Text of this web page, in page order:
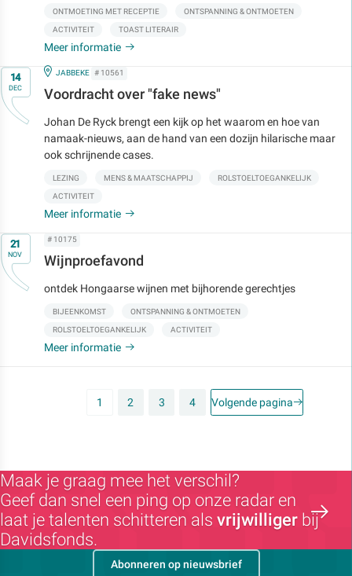
ONTMOETING MET RECEPTIE ONTSPANNING & ONTMOETEN
ACTIVITEIT TOAST LITERAIR
Meer informatie
Op14
DEC
IN
JABBEKE # 10561
Voordracht over "fake news"
Johan De Ryck brengt een kijk op het waarom en hoe van
namaak-nieuws, aan de hand van een dozijn hilarische maar
ook schrijnende cases.
LEZING MENS & MAATSCHAPPIJ ROLSTOELTOEGANKELIJK
ACTIVITEIT
Meer informatie
Op21
NOV
# 10175
Wijnproefavond
ontdek Hongaarse wijnen met bijhorende gerechtjes
BIJEENKOMST ONTSPANNING & ONTMOETEN
ROLSTOELTOEGANKELIJK ACTIVITEIT
Meer informatie
1 2 3 4 Volgende pagina
Maak je graag mee het verschil?
Geef dan snel een ping op onze radar en
laat je talenten schitteren als vrijwilliger bij
Davidsfonds.
Abonneren op nieuwsbrief